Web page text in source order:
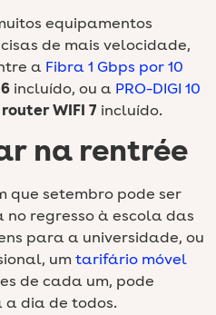
equipamentos
de mais velocidade,
a Fibra 1 Gbps por 10
incluído, ou a PRO-DIGI 10
router WIFI 7 incluído.
na rentrée
que setembro pode ser
no regresso à escola das
para a universidade, ou
um tarifário móvel
de cada um, pode
dia de todos.